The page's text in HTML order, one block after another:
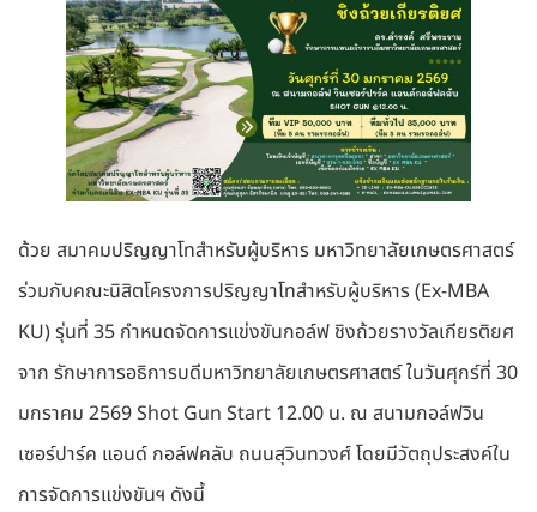
ด้วย สมาคมปริญญาโทสำหรับผู้บริหาร มหาวิทยาลัยเกษตรศาสตร์
ร่วมกับคณะนิสิตโครงการปริญญาโทสำหรับผู้บริหาร (Ex-MBA
KU) รุ่นที่ 35 กำหนดจัดการแข่งขันกอล์ฟ ชิงถ้วยรางวัลเกียรติยศ
จาก รักษาการอธิการบดีมหาวิทยาลัยเกษตรศาสตร์ ในวันศุกร์ที่ 30
มกราคม 2569 Shot Gun Start 12.00 น. ณ สนามกอล์ฟวิน
เซอร์ปาร์ค แอนด์ กอล์ฟคลับ ถนนสุวินทวงศ์ โดยมีวัตถุประสงค์ใน
การจัดการแข่งขันฯ ดังนี้